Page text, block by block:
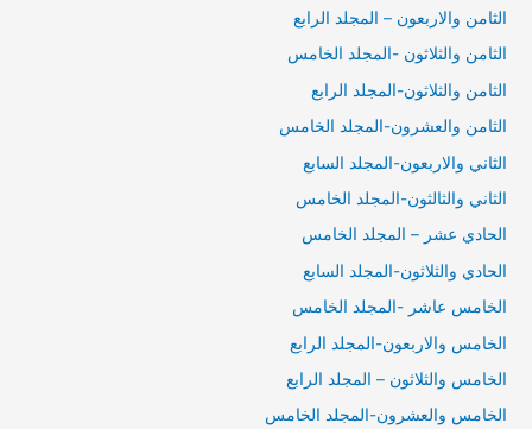
الثامن والاربعون – المجلد الرابع
الثامن والثلاثون -المجلد الخامس
الثامن والثلاثون-المجلد الرابع
الثامن والعشرون-المجلد الخامس
الثاني والاربعون-المجلد السابع
الثاني والثالثون-المجلد الخامس
الحادي عشر – المجلد الخامس
الحادي والثلاثون-المجلد السابع
الخامس عاشر -المجلد الخامس
الخامس والاربعون-المجلد الرابع
الخامس والثلاثون – المجلد الرابع
الخامس والعشرون-المجلد الخامس